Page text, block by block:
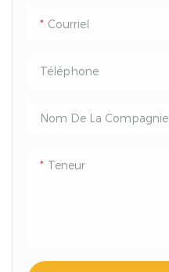
Courriel
Téléphone
Nom De La Compagnie
Teneur